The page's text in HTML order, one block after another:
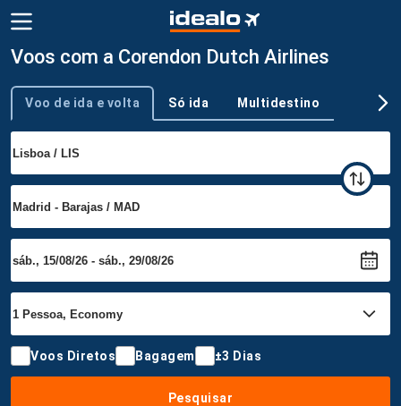
Voos com a Corendon Dutch Airlines
Tipo de viagem
Voo de ida e volta Só ida Multidestino
Voos Diretos Bagagem ±3 Dias
Pesquisar